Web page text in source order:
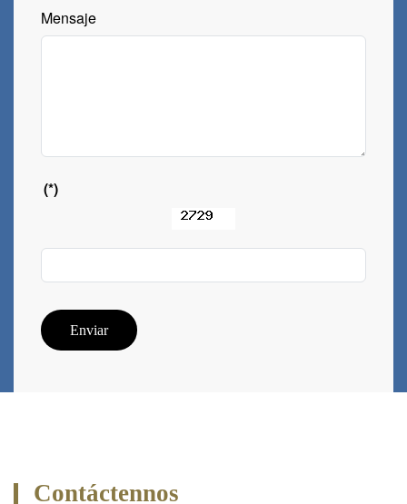
Mensaje
(*)
Enviar
Contáctennos